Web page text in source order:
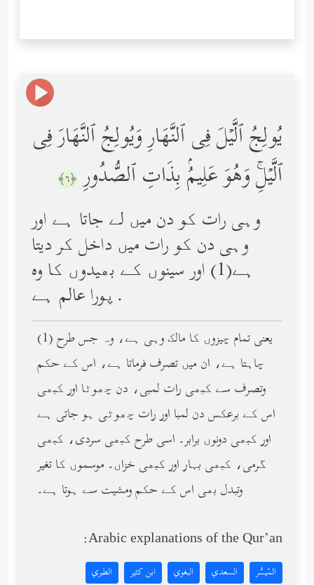
یُولِجُ ٱلَّیۡلَ فِی ٱلنَّهَارِ وَیُولِجُ ٱلنَّهَارَ فِی
ٱلَّیۡلِۚ وَهُوَ عَلِیمُۢ بِذَاتِ ٱلصُّدُورِ ﴿٦﴾
وہی رات کو دن میں لے جاتا ہے اور
وہی دن کو رات میں داخل کر دیتا
ہے(1) اور سینوں کے بھیدوں کا وه
پورا عالم ہے.
(1) یعنی تمام چیزوں کا مالک وہی ہے، وہ جس طرح
چاہتا ہے، ان میں تصرف فرماتا ہے، اس کے حکم
وتصرف سے کبھی رات لمبی، دن چھوٹا اور کبھی
اس کے برعکس دن لمبا اور رات چھوٹی ہو جاتی ہے
اور کبھی دونوں برابر۔ اسی طرح کبھی سردی، کبھی
گرمی، کبھی بہار اور کبھی خزاں۔ موسموں کا تغیر
وتبدل بھی اس کے حکم ومشیت سے ہوتا ہے۔
Arabic explanations of the Qur’an:
المُيسَّر السعدي البغوي ابن كثير الطبري